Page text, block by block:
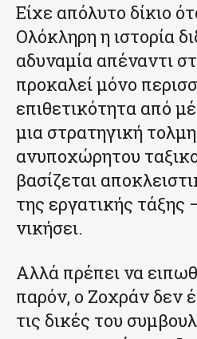
Είχε απόλυτο δίκιο
Ολόκληρη η ιστορία
αδυναμία απέναντι
προκαλεί μόνο
επιθετικότητα από
μια στρατηγική
ανυποχώρητου
βασίζεται
της εργατικής τάξης
νικήσει.
Αλλά πρέπει να
παρόν, ο Ζοχράν δεν
τις δικές του